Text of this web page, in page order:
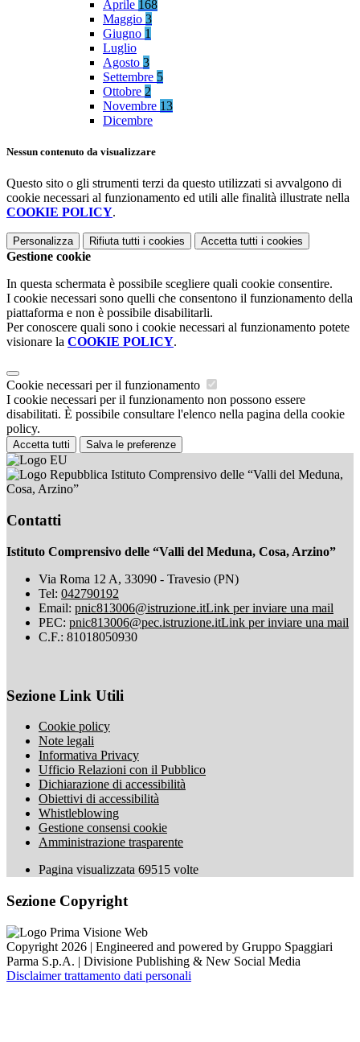
Aprile 168
Maggio 3
Giugno 1
Luglio
Agosto 3
Settembre 5
Ottobre 2
Novembre 13
Dicembre
Nessun contenuto da visualizzare
Questo sito o gli strumenti terzi da questo utilizzati si avvalgono di
cookie necessari al funzionamento ed utili alle finalità illustrate nella
COOKIE POLICY.
Personalizza Rifiuta tutti i cookies Accetta tutti i cookies
Gestione cookie
In questa schermata è possibile scegliere quali cookie consentire.
I cookie necessari sono quelli che consentono il funzionamento della
piattaforma e non è possibile disabilitarli.
Per conoscere quali sono i cookie necessari al funzionamento potete
visionare la COOKIE POLICY.
Cookie necessari per il funzionamento
I cookie necessari per il funzionamento non possono essere
disabilitati. È possibile consultare l'elenco nella pagina della cookie
policy.
Accetta tutti Salva le preferenze
Istituto Comprensivo delle “Valli del Meduna,
Cosa, Arzino”
Contatti
Istituto Comprensivo delle “Valli del Meduna, Cosa, Arzino”
Via Roma 12 A, 33090 - Travesio (PN)
Tel: 042790192
Email: pnic813006@istruzione.itLink per inviare una mail
PEC: pnic813006@pec.istruzione.itLink per inviare una mail
C.F.: 81018050930
Sezione Link Utili
Cookie policy
Note legali
Informativa Privacy
Ufficio Relazioni con il Pubblico
Dichiarazione di accessibilità
Obiettivi di accessibilità
Whistleblowing
Gestione consensi cookie
Amministrazione trasparente
Pagina visualizzata 69515 volte
Sezione Copyright
Copyright 2026 | Engineered and powered by Gruppo Spaggiari
Parma S.p.A. | Divisione Publishing & New Social Media
Disclaimer trattamento dati personali